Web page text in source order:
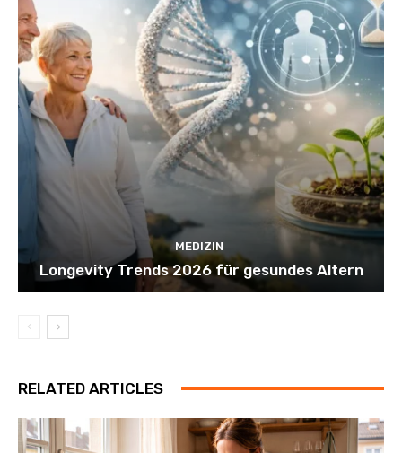
MEDIZIN
Longevity Trends 2026 für gesundes Altern
RELATED ARTICLES